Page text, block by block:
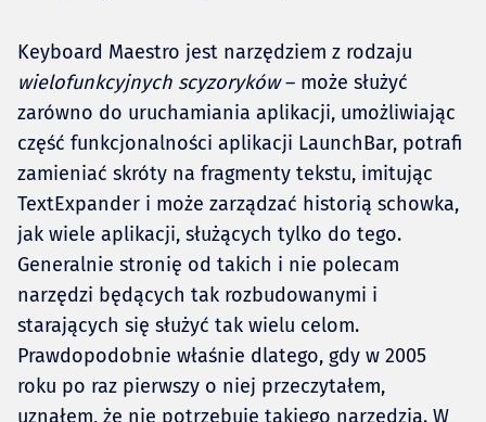
Keyboard Maestro jest narzędziem z rodzaju
wielofunkcyjnych scyzoryków– może służyć
zarówno do uruchamiania aplikacji, umożliwiając
część funkcjonalności aplikacji LaunchBar, potrafi
zamieniać skróty na fragmenty tekstu, imitując
TextExpander i może zarządzać historią schowka,
jak wiele aplikacji, służących tylko do tego.
Generalnie stronię od takich i nie polecam
narzędzi będących tak rozbudowanymi i
starających się służyć tak wielu celom.
Prawdopodobnie właśnie dlatego, gdy w 2005
roku po raz pierwszy o niej przeczytałem,
uznałem, że nie potrzebuję takiego narzędzia. W